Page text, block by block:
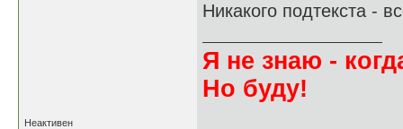
Никакого подтекста -
Я не знаю -
Но буду!
Неактивен